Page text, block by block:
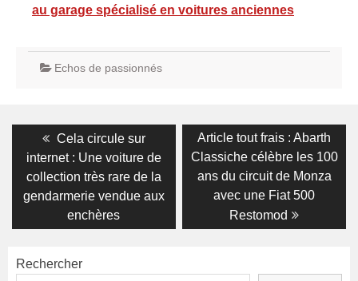
au garage spécialisé en voitures anciennes
Echos de passionnés
Navigation
de
l’article
Previous
post:
Cela circule sur
internet : Une voiture de
collection très rare de la
gendarmerie vendue aux
enchères
Next
post:
Article tout frais : Abarth
Classiche célèbre les 100
ans du circuit de Monza
avec une Fiat 500
Restomod
Rechercher